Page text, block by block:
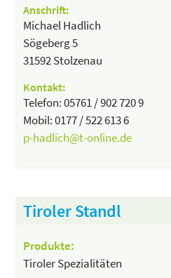
Anschrift:
Michael Hadlich
Sögeberg 5
31592 Stolzenau
Kontakt:
Telefon: 05761 / 902 720 9
Mobil: 0177 / 522 613 6
p-hadlich@t-online.de
Tiroler Standl
Produkte:
Tiroler Spezialitäten